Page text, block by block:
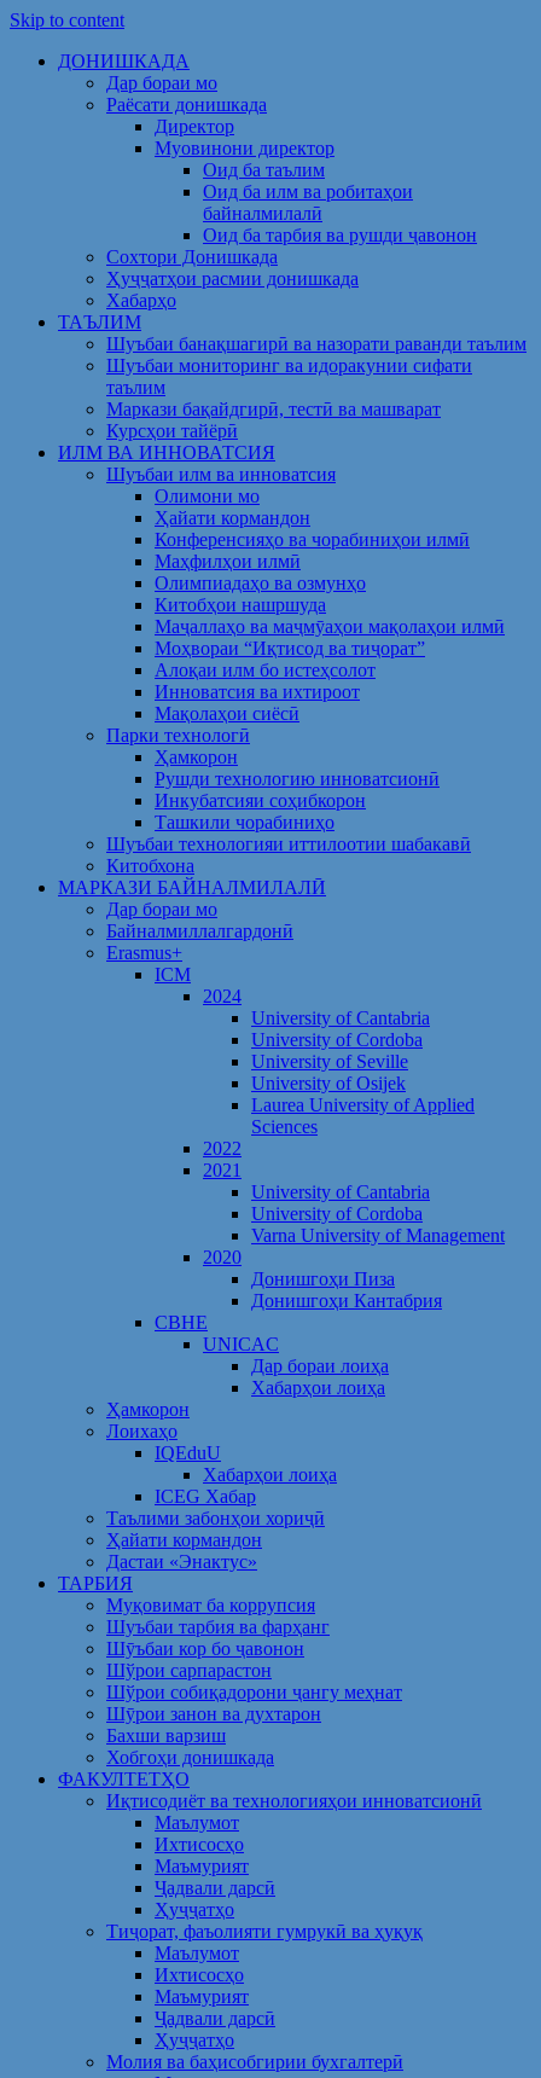
Skip to content
ДОНИШКАДА
Дар бораи мо
Раёсати донишкада
Директор
Муовинони директор
Оид ба таълим
Оид ба илм ва робитаҳои
байналмилалӣ
Оид ба тарбия ва рушди ҷавонон
Сохтори Донишкада
Ҳуҷҷатҳои расмии донишкада
Хабарҳо
ТАЪЛИМ
Шуъбаи банақшагирӣ ва назорати раванди таълим
Шуъбаи мониторинг ва идоракунии сифати
таълим
Маркази бақайдгирӣ, тестӣ ва машварат
Курсҳои тайёрӣ
ИЛМ ВА ИННОВАТСИЯ
Шуъбаи илм ва инноватсия
Олимони мо
Ҳайати кормандон
Конференсияҳо ва чорабиниҳои илмӣ
Маҳфилҳои илмӣ
Олимпиадаҳо ва озмунҳо
Китобҳои нашршуда
Маҷаллаҳо ва маҷмӯаҳои мақолаҳои илмӣ
Моҳвораи “Иқтисод ва тиҷорат”
Алоқаи илм бо истеҳсолот
Инноватсия ва ихтироот
Мақолаҳои сиёсӣ
Парки технологӣ
Ҳамкорон
Рушди технологию инноватсионӣ
Инкубатсияи соҳибкорон
Ташкили чорабиниҳо
Шуъбаи технологияи иттилоотии шабакавӣ
Китобхона
МАРКАЗИ БАЙНАЛМИЛАЛӢ
Дар бораи мо
Байналмиллалгардонӣ
Erasmus+
ICM
2024
University of Cantabria
University of Cordoba
University of Seville
University of Osijek
Laurea University of Applied
Sciences
2022
2021
University of Cantabria
University of Cordoba
Varna University of Management
2020
Донишгоҳи Пиза
Донишгоҳи Кантабрия
CBHE
UNICAC
Дар бораи лоиҳа
Хабарҳои лоиҳа
Ҳамкорон
Лоихаҳо
IQEduU
Хабарҳои лоиҳа
ICEG Хабар
Таълими забонҳои хориҷӣ
Ҳайати кормандон
Дастаи «Энактус»
ТАРБИЯ
Муқовимат ба коррупсия
Шуъбаи тарбия ва фарҳанг
Шӯъбаи кор бо ҷавонон
Шўрои сарпарастон
Шўрои собиқадорони ҷангу меҳнат
Шӯрои занон ва духтарон
Бахши варзиш
Хобгоҳи донишкада
ФАКУЛТЕТҲО
Иқтисодиёт ва технологияҳои инноватсионӣ
Маълумот
Ихтисосҳо
Маъмурият
Ҷадвали дарсӣ
Ҳуҷҷатҳо
Тиҷорат, фаъолияти гумрукӣ ва ҳуқуқ
Маълумот
Ихтисосҳо
Маъмурият
Ҷадвали дарсӣ
Ҳуҷҷатҳо
Молия ва баҳисобгирии бухгалтерӣ